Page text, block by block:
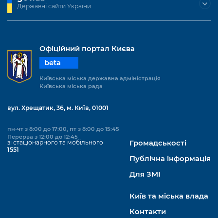
Підприємства, установи, організації
Kyiv International Relations
Річні звіти
Гендерна політика
Безбар'єрність
Київська міська військова адміністрація
Портал послуг
Міський застосунок Київ Цифровий
Уряд» – місцевий рівень»
Про відкриті дані
Публічні дашборди
Державні сайти України
Офіційний портал Києва
beta
Київська міська державна адміністрація
Київська міська рада
вул. Хрещатик, 36, м. Київ, 01001
пн-чт з 8:00 до 17:00, пт з 8:00 до 15:45
Перерва з 12:00 до 12:45
зі стаціонарного та мобільного
1551
Громадськості
Публічна інформація
Для ЗМІ
Київ та міська влада
Контакти